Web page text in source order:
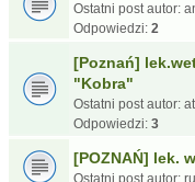
Ostatni post autor:
Odpowiedzi: 2
[Poznań]
"Kobra"
Ostatni post autor:
Odpowiedzi: 3
[POZNAŃ] lek.
Ostatni post autor: